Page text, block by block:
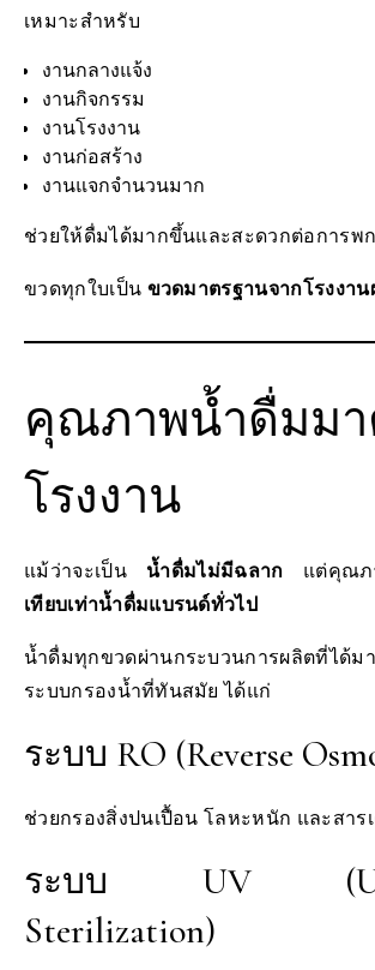
เหมาะสำหรับ
งานกลางแจ้ง
งานกิจกรรม
งานโรงงาน
งานก่อสร้าง
งานแจกจำนวนมาก
ช่วยให้ดื่มได้มากขึ้นและสะดวกต่อการพ
ขวดทุกใบเป็น ขวดมาตรฐานจากโรงงา
คุณภาพน้ำดื่มมา
โรงงาน
แม้ว่าจะเป็น น้ำดื่มไม่มีฉลาก แต่คุณภ
เทียบเท่าน้ำดื่มแบรนด์ทั่วไป
น้ำดื่มทุกขวดผ่านกระบวนการผลิตที่ได้
ระบบกรองน้ำที่ทันสมัย ได้แก่
ระบบ RO (Reverse
ช่วยกรองสิ่งปนเปื้อน โลหะหนัก และสาร
ระบบ UV
Sterilization)